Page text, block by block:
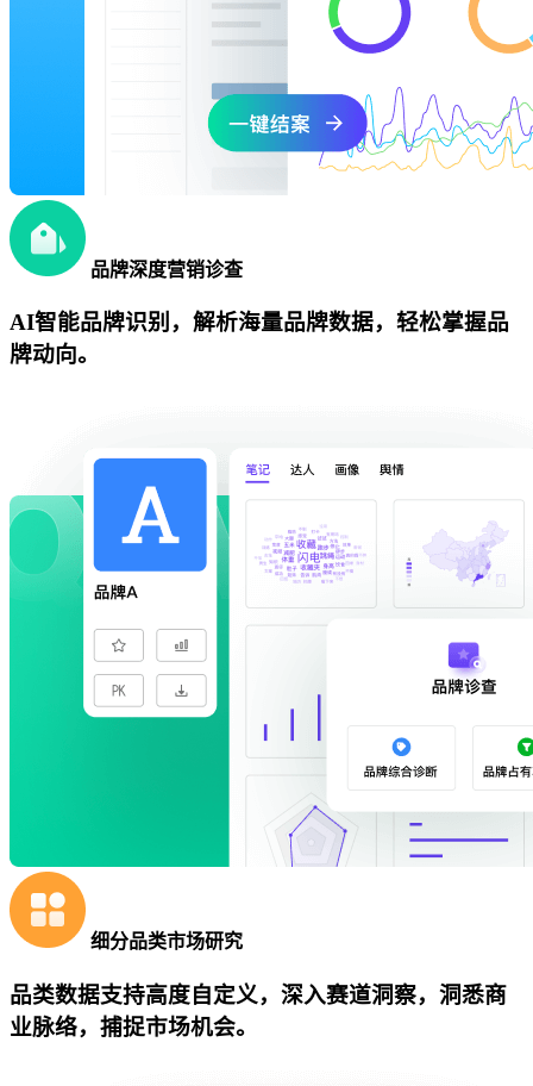
品牌深度营销诊查
AI智能品牌识别，解析海量品牌数据，轻松掌握品
牌动向。
细分品类市场研究
品类数据支持高度自定义，深入赛道洞察，洞悉商
业脉络，捕捉市场机会。